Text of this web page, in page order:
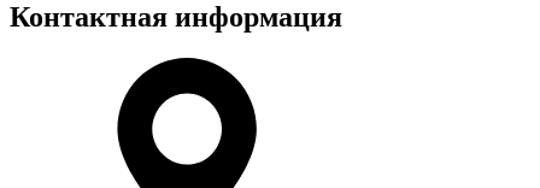
Контактная информация